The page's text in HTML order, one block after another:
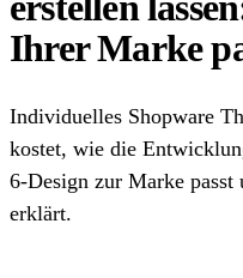
Ihrer Marke
Individuelles Shopware
kostet, wie die
6-Design zur Marke passt
erklärt.